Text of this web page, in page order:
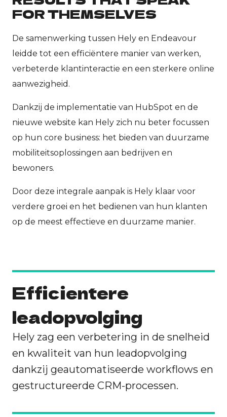
FOR THEMSELVES
De samenwerking tussen Hely en Endeavour
leidde tot een efficiëntere manier van werken,
verbeterde klantinteractie en een sterkere online
aanwezigheid.
Dankzij de implementatie van HubSpot en de
nieuwe website kan Hely zich nu beter focussen
op hun core business: het bieden van duurzame
mobiliteitsoplossingen aan bedrijven en
bewoners.
Door deze integrale aanpak is Hely klaar voor
verdere groei en het bedienen van hun klanten
op de meest effectieve en duurzame manier.
Efficientere
leadopvolging
Hely zag een verbetering in de snelheid
en kwaliteit van hun leadopvolging
dankzij geautomatiseerde workflows en
gestructureerde CRM-processen.